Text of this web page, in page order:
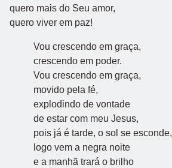
quero mais do Seu amor,
quero viver em paz!
Vou crescendo em graça,
crescendo em poder.
Vou crescendo em graça,
movido pela fé,
explodindo de vontade
de estar com meu Jesus,
pois já é tarde, o sol se esconde,
logo vem a negra noite
e a manhã trará o brilho